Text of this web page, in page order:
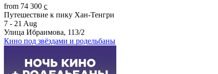
from 74 300 c̲
Путешествие к пику Хан-Тенгри
7 - 21 Aug
Улица Ибраимова, 113/2
Кино под звёздами и родельбаны